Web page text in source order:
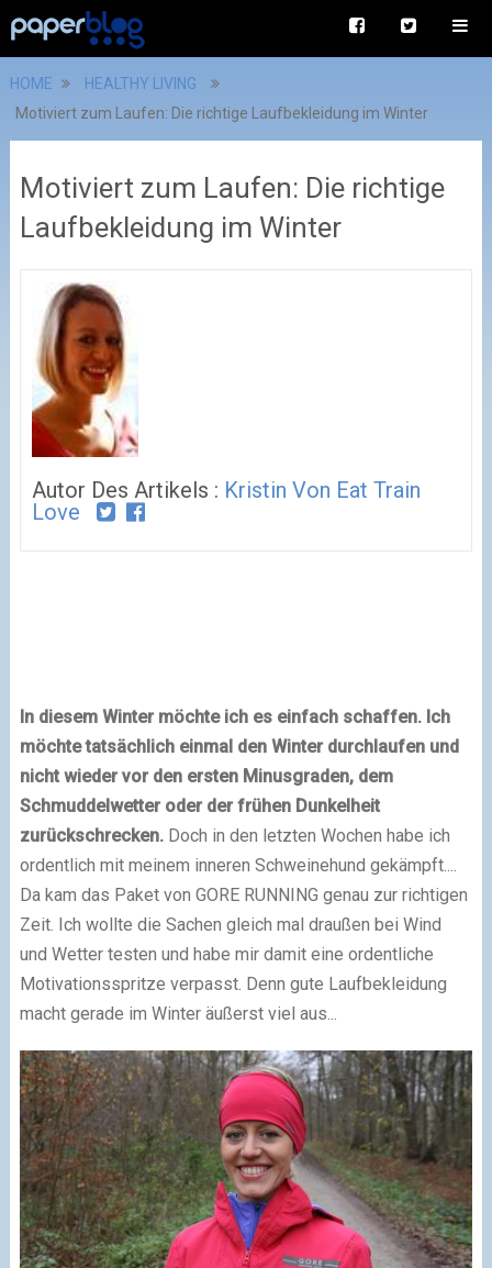
HOME
HEALTHY LIVING
Motiviert zum Laufen: Die richtige Laufbekleidung im Winter
Motiviert zum Laufen: Die richtige
Laufbekleidung im Winter
Autor Des Artikels : Kristin Von Eat Train
Love
In diesem Winter möchte ich es einfach schaffen. Ich
möchte tatsächlich einmal den Winter durchlaufen und
nicht wieder vor den ersten Minusgraden, dem
Schmuddelwetter oder der frühen Dunkelheit
zurückschrecken.Doch in den letzten Wochen habe ich
ordentlich mit meinem inneren Schweinehund gekämpft....
Da kam das Paket von GORE RUNNING genau zur richtigen
Zeit. Ich wollte die Sachen gleich mal draußen bei Wind
und Wetter testen und habe mir damit eine ordentliche
Motivationsspritze verpasst. Denn gute Laufbekleidung
macht gerade im Winter äußerst viel aus...